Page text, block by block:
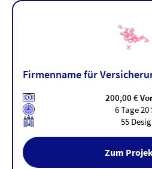
Firmenname für
200,00 €
6 Tage 20
55
Zum